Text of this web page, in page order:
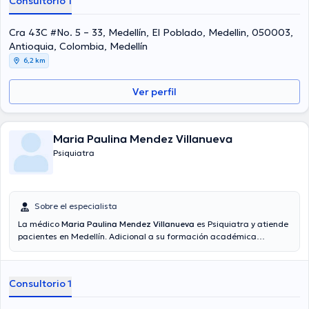
Cra 43C #No. 5 – 33, Medellín, El Poblado, Medellin, 050003,
Antioquia, Colombia, Medellín
6,2 km
Ver perfil
Maria Paulina Mendez Villanueva
Psiquiatra
Sobre el especialista
La médico Maria Paulina Mendez Villanueva es Psiquiatra y atiende
pacientes en Medellín. Adicional a su formación académica
especialidad. La doctora cuenta con muchos años de experiencia
destacados como miembro de diversas asociaciones médicas.
Maria Paulina Mendez Villanueva ha colaborado en cuantiosas
Consultorio 1